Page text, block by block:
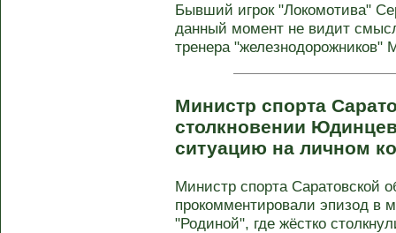
Бывший игрок "Локомотива"
данный момент не видит
тренера "железнодорожников"
Министр спорта
столкновении
ситуацию на личном
Министр спорта Саратовской
прокомментировали эпизод в
"Родиной", где жёстко